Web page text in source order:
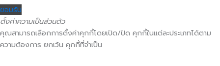
ยอมรับ
ตั้งค่าความเป็นส่วนตัว
คุณสามารถเลือกการตั้งค่าคุกกี้โดยเปิด/ปิด คุกกี้ในแต่ละประเภทได้ตาม
ความต้องการ ยกเว้น คุกกี้ที่จำเป็น